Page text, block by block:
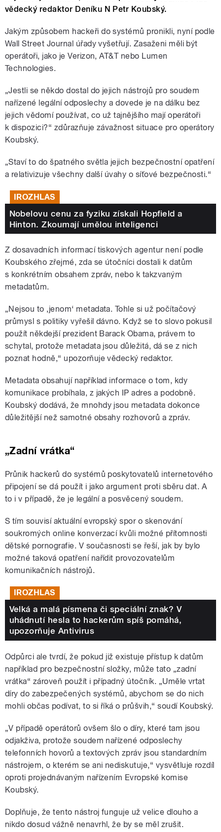
vědecký redaktor Deníku N Petr Koubský.
Jakým způsobem hackeři do systémů pronikli, nyní podle
Wall Street Journal úřady vyšetřují. Zasaženi měli být
operátoři, jako je Verizon, AT&T nebo Lumen
Technologies.
„Jestli se někdo dostal do jejich nástrojů pro soudem
nařízené legální odposlechy a dovede je na dálku bez
jejich vědomí používat, co už tajnějšího mají operátoři
k dispozici?“ zdůrazňuje závažnost situace pro operátory
Koubský.
„Staví to do špatného světla jejich bezpečnostní opatření
a relativizuje všechny další úvahy o síťové bezpečnosti.“
IROZHLAS
Nobelovu cenu za fyziku získali Hopfield a
Hinton. Zkoumají umělou inteligenci
Z dosavadních informací tiskových agentur není podle
Koubského zřejmé, zda se útočníci dostali k datům
s konkrétním obsahem zpráv, nebo k takzvaným
metadatům.
„Nejsou to ‚jenom‘ metadata. Tohle si už počítačový
průmysl s politiky vyřešil dávno. Když se to slovo pokusil
použít někdejší prezident Barack Obama, právem to
schytal, protože metadata jsou důležitá, dá se z nich
poznat hodně,“ upozorňuje vědecký redaktor.
Metadata obsahují například informace o tom, kdy
komunikace probíhala, z jakých IP adres a podobně.
Koubský dodává, že mnohdy jsou metadata dokonce
důležitější než samotné obsahy rozhovorů a zpráv.
„Zadní vrátka“
Průnik hackerů do systémů poskytovatelů internetového
připojení se dá použít i jako argument proti sběru dat. A
to i v případě, že je legální a posvěcený soudem.
S tím souvisí aktuální evropský spor o skenování
soukromých online konverzací kvůli možné přítomnosti
dětské pornografie. V současnosti se řeší, jak by bylo
možné taková opatření nařídit provozovatelům
komunikačních nástrojů.
IROZHLAS
Velká a malá písmena či speciální znak? V
uhádnutí hesla to hackerům spíš pomáhá,
upozorňuje Antivirus
Odpůrci ale tvrdí, že pokud již existuje přístup k datům
například pro bezpečnostní složky, může tato „zadní
vrátka“ zároveň použít i případný útočník. „Uměle vrtat
díry do zabezpečených systémů, abychom se do nich
mohli občas podívat, to si říká o průšvih,“ soudí Koubský.
„V případě operátorů ovšem šlo o díry, které tam jsou
odjakživa, protože soudem nařízené odposlechy
telefonních hovorů a textových zpráv jsou standardním
nástrojem, o kterém se ani nediskutuje,“ vysvětluje rozdíl
oproti projednávaným nařízením Evropské komise
Koubský.
Doplňuje, že tento nástroj funguje už velice dlouho a
nikdo dosud vážně nenavrhl, že by se měl zrušit.